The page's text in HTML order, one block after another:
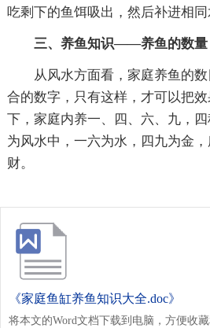
吃剩下的鱼饵吸出，然后补进相同
三、养鱼知识——养鱼的数量
从风水方面看，家庭养鱼的
合的数字，只有这样，才可以把
下，家庭内养一、四、六、九，
为风水中，一六为水，四九为金
财。
《家庭鱼缸养鱼知识大全.doc》
将本文的Word文档下载到电脑，方便收